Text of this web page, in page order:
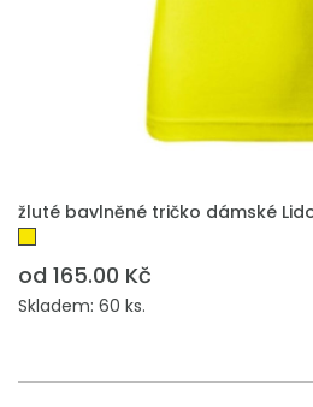
PŘIDAT DO POPTÁVKY
žluté bavlněné tričko dámské
od 165.00 Kč
Skladem: 60 ks.